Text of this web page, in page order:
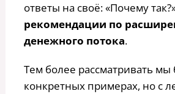
ответы на своё: «Почему
рекомендации по
денежного потока.
Тем более рассматривать мы
конкретных примерах, но с